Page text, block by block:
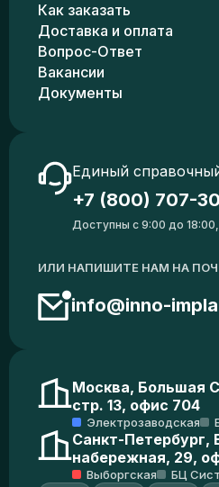
Как заказать
Доставка и оплата
Вопрос-Ответ
Вакансии
Документы
Единый
+7 (800) 707-
Доступны с 9:00 до
ИЛИ НАПИШИТЕ НАМ НА
info@inno-
Москва, Большая
стр. 13, офис 704
Электрозаводская
Санкт-Петербург,
набережная, 29,
Выборгская БЦ